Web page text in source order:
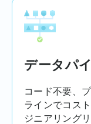
データパ
コード不要、
ラインでコス
ジニアリング